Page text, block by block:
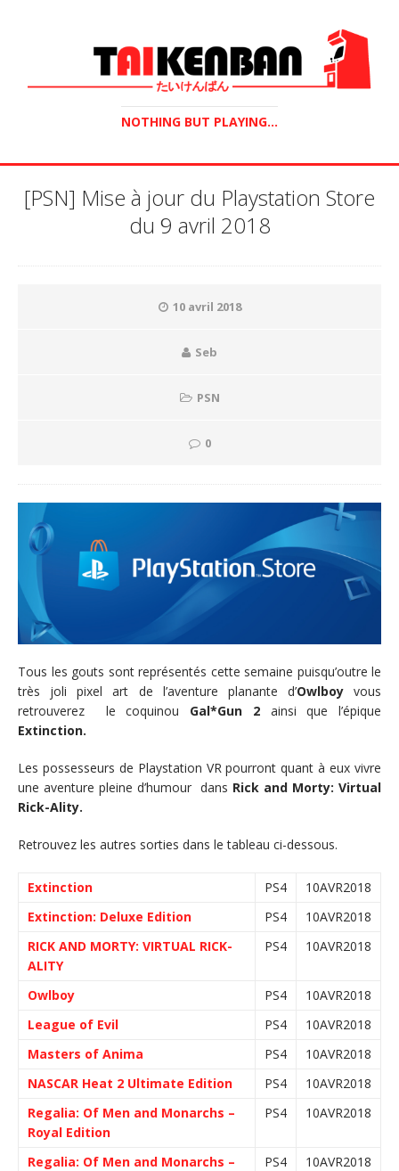
NOTHING BUT PLAYING...
[PSN] Mise à jour du Playstation Store
du 9 avril 2018
10 avril 2018
Seb
PSN
0
Tous les gouts sont représentés cette semaine puisqu’outre le
très joli pixel art de l’aventure planante d’Owlboyvous
retrouverez le coquinou Gal*Gun 2 ainsi que l’épique
Extinction.
Les possesseurs de Playstation VR pourront quant à eux vivre
une aventure pleine d’humour dans Rick and Morty: Virtual
Rick-Ality.
Retrouvez les autres sorties dans le tableau ci-dessous.
Extinction PS4
10AVR2018
Extinction: Deluxe Edition
PS4
10AVR2018
RICK AND MORTY: VIRTUAL RICK-
ALITY
PS4 10AVR2018
Owlboy PS4
10AVR2018
League of Evil
PS4
10AVR2018
Masters of Anima
PS4
10AVR2018
NASCAR Heat 2 Ultimate Edition
PS4
10AVR2018
Regalia: Of Men and Monarchs –
Royal Edition
PS4 10AVR2018
Regalia: Of Men and Monarchs –
PS4 10AVR2018